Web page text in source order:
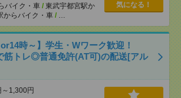
バイク・車 / 東武宇都宮駅か
からバイク・車 / …
気になる！
or14時～】学生・Wワーク歓迎！
筋トレ◎普通免許(AT可)の配送[アル
1,300円